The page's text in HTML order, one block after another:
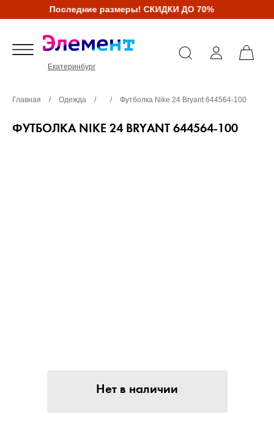
Последние размеры! СКИДКИ ДО 70%
Екатеринбург
Главная / Одежда / / Футболка Nike 24 Bryant 644564-100
ФУТБОЛКА NIKE 24 BRYANT 644564-100
Нет в наличии